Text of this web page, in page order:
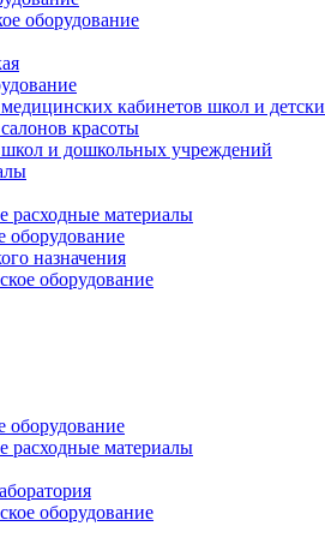
оборудование
кабинетов школ и
красоты
и дошкольных учреждений
расходные материалы
оборудование
назначения
оборудование
оборудование
расходные материалы
оборудование